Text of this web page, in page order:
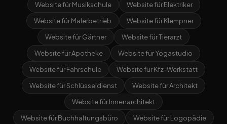
Website für Musikschule
Website für Elektriker
Website für Malerbetrieb
Website für Klempner
Website für Gärtner
Website für Tierarzt
Website für Apotheke
Website für Yogastudio
Website für Fahrschule
Website für Kfz-Werkstatt
Website für Schlüsseldienst
Website für Architekt
Website für Innenarchitekt
Website für Buchhaltungsbüro
Website für Logopädie